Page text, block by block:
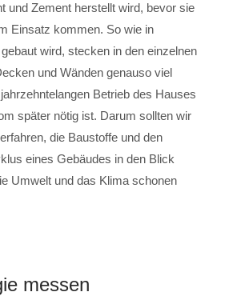
und Zement herstellt wird, bevor sie
Einsatz kommen. So wie in
wird, stecken in den einzelnen
und Wänden genauso viel
Betrieb des Hauses
später nötig ist. Darum sollten wir
die Baustoffe und den
eines Gebäudes in den Blick
Umwelt und das Klima schonen
messen